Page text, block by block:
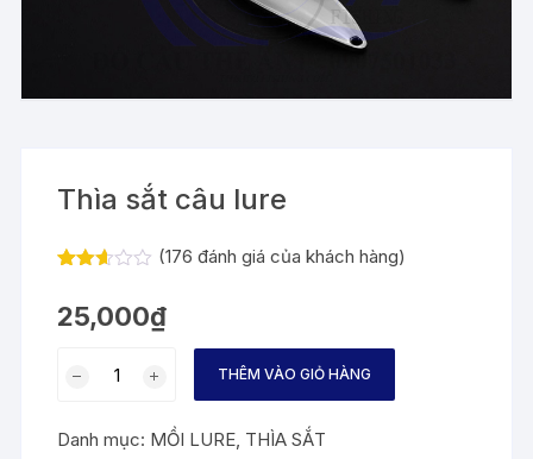
Thìa sắt câu lure
dựa
giá
(176 đánh giá của khách hàng)
25,000₫
lure
THÊM VÀO GIỎ HÀNG
Danh mục: MỒI LURE, THÌA SẮT